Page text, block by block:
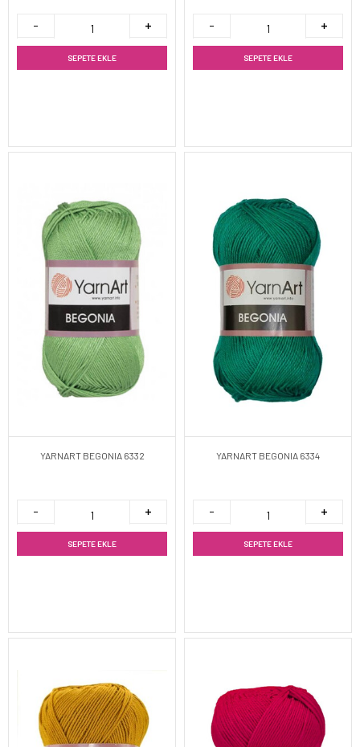
SEPETE EKLE SEPETE EKLE
YARNART BEGONIA 6332
SEPETE EKLE
YARNART BEGONIA 6334
SEPETE EKLE